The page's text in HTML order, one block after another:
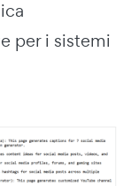
per i sistemi